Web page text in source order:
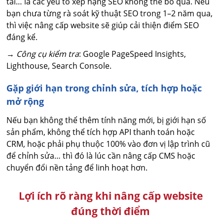
bạn chưa từng rà soát kỹ thuật SEO trong 1–2 năm qua,
thì việc nâng cấp website sẽ giúp cải thiện điểm SEO
đáng kể.
→ Công cụ kiểm tra: Google PageSpeed Insights,
Lighthouse, Search Console.
Gặp giới hạn trong chỉnh sửa, tích hợp hoặc
mở rộng
Nếu bạn không thể thêm tính năng mới, bị giới hạn số
sản phẩm, không thể tích hợp API thanh toán hoặc
CRM, hoặc phải phụ thuộc 100% vào đơn vị lập trình cũ
để chỉnh sửa… thì đó là lúc cần nâng cấp CMS hoặc
chuyển đổi nền tảng để linh hoạt hơn.
Lợi ích rõ ràng khi nâng cấp website
đúng thời điểm